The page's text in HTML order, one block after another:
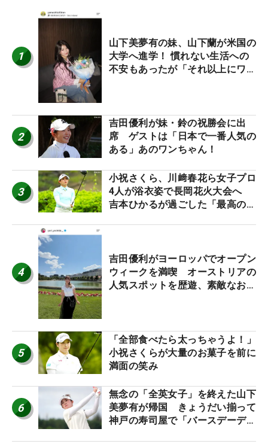
1
山下美夢有の妹、山下蘭が米国の
大学へ進学！ 慣れない生活への
不安もあったが「それ以上にワク
2
吉田優利が妹・鈴の祝勝会に出
席 ゲストは「日本で一番人気の
ある」あのワンちゃん！
3
小祝さくら、川﨑春花ら女子プロ
4人が浴衣姿で長岡花火大会へ
吉本ひかるが過ごした「最高の夏
4
吉田優利がヨーロッパでオープン
ウィークを満喫 オーストリアの
人気スポットを歴遊、素敵なお土
5
「全部食べたら太っちゃうよ！」
小祝さくらが大量のお菓子を前に
満面の笑み
6
無念の「全英女子」を終えた山下
美夢有が帰国 きょうだい揃って
神戸の寿司屋で「バースデーディ